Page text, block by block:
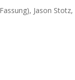
Jason